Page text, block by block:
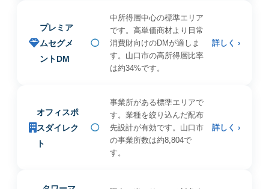
プレミア
ムセグメ
ントDM
◯
中所得層中心の標準エリア
です。高単価商材より日常
消費財向けのDMが適しま
す。山口市の高所得層比率
は約34%です。
詳しく ›
オフィスポ
スダイレク
ト
◯
事業所がある標準エリアで
す。業種を絞り込んだ配布
先設計が有効です。山口市
の事業所数は約8,804で
す。
詳しく ›